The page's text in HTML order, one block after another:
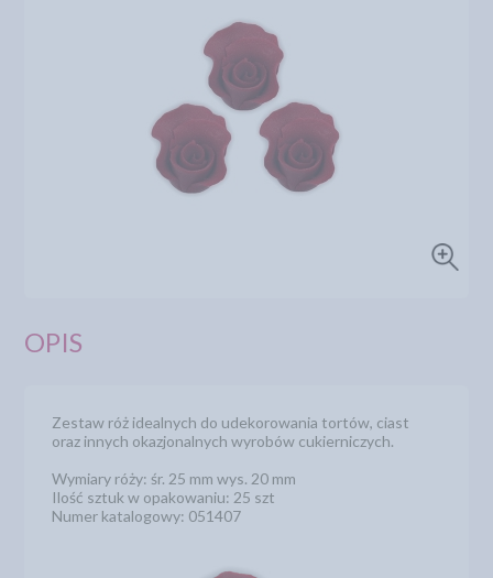
OPIS
Zestaw róż idealnych do udekorowania tortów, ciast
oraz innych okazjonalnych wyrobów cukierniczych.
Wymiary róży: śr. 25 mm wys. 20 mm
Ilość sztuk w opakowaniu: 25 szt
Numer katalogowy: 051407